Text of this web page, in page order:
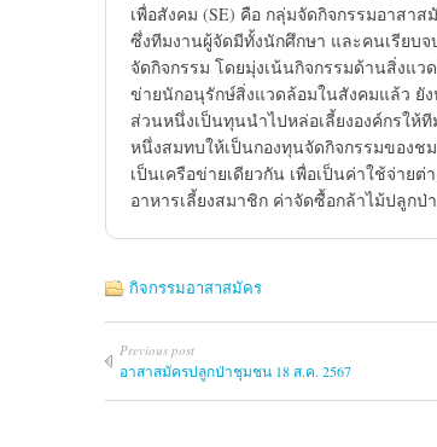
เพื่อสังคม (SE) คือ กลุ่มจัดกิจกรรมอาสา
ซึ่งทีมงานผู้จัดมีทั้งนักศึกษา และคนเรียบ
จัดกิจกรรม โดยมุ่งเน้นกิจกรรมด้านสิ่งแว
ข่ายนักอนุรักษ์สิ่งแวดล้อมในสังคมแล้ว ยั
ส่วนหนึ่งเป็นทุนนำไปหล่อเลี้ยงองค์กรให้
หนึ่งสมทบให้เป็นกองทุนจัดกิจกรรมของชม
เป็นเครือข่ายเดียวกัน เพื่อเป็นค่าใช้จ่า
อาหารเลี้ยงสมาชิก ค่าจัดซื้อกล้าไม้ปลูก
กิจกรรมอาสาสมัคร
Previous post
อาสาสมัครปลูกป่าชุมชน 18 ส.ค. 2567